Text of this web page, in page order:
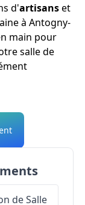
d'artisanset
à Antogny-
main pour
salle de
de Salle